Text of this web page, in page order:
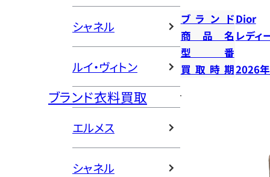
シャネル
ルイ・ヴィトン
ブランド衣料買取
エルメス
シャネル
ブランドDior
商品名 レディ
型番
買取時期2026